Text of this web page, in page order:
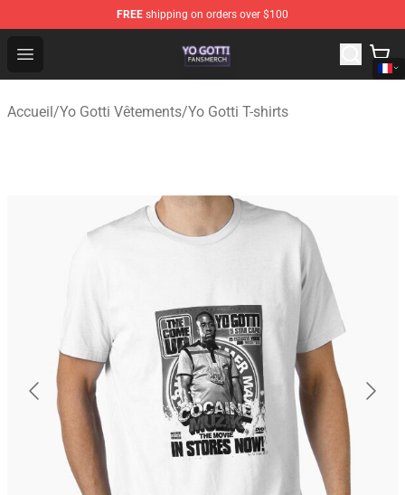
FREE shipping on orders over $100
Open menu
Yo Gotti Shop - Official Yo Gotti Merchandise Store
Accueil/Yo Gotti Vêtements/Yo Gotti T-shirts